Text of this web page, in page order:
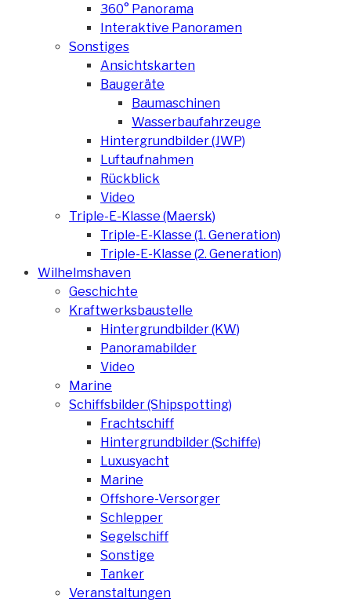
360° Panorama
Interaktive Panoramen
Sonstiges
Ansichtskarten
Baugeräte
Baumaschinen
Wasserbaufahrzeuge
Hintergrundbilder (JWP)
Luftaufnahmen
Rückblick
Video
Triple-E-Klasse (Maersk)
Triple-E-Klasse (1. Generation)
Triple-E-Klasse (2. Generation)
Wilhelmshaven
Geschichte
Kraftwerksbaustelle
Hintergrundbilder (KW)
Panoramabilder
Video
Marine
Schiffsbilder (Shipspotting)
Frachtschiff
Hintergrundbilder (Schiffe)
Luxusyacht
Marine
Offshore-Versorger
Schlepper
Segelschiff
Sonstige
Tanker
Veranstaltungen